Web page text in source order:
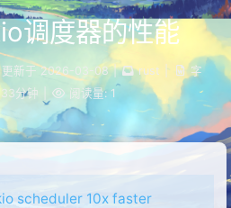
调度器的性能
更新于 2026-03-08 | rust |
字
33分钟 阅读量: 1
scheduler 10x faster